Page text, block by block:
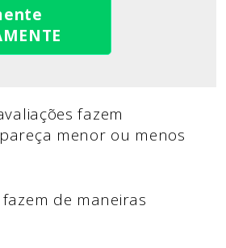
fazem
menor ou menos
de maneiras